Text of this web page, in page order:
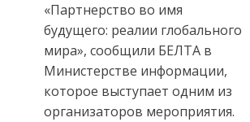
«Партнерство во имя
будущего: реалии глобального
мира», сообщили БЕЛТА в
Министерстве информации,
которое выступает одним из
организаторов мероприятия.